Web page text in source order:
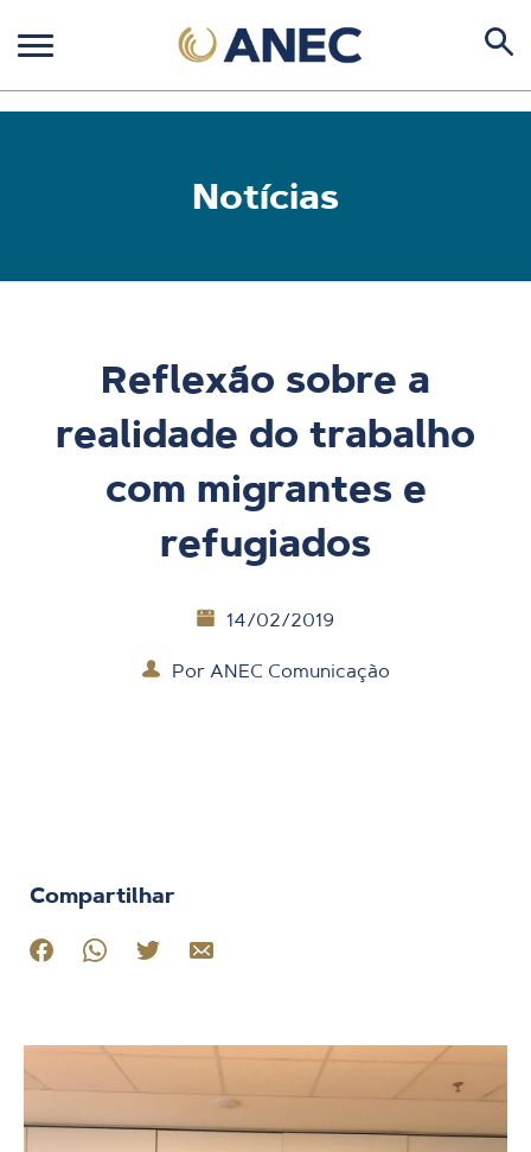
Notícias
Reflexão sobre a
realidade do trabalho
com migrantes e
refugiados
14/02/2019
PorANEC Comunicação
Compartilhar